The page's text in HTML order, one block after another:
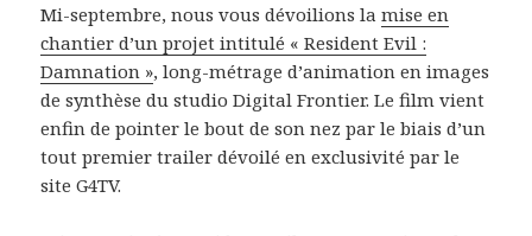
Mi-septembre, nous vous dévoilions lamise en
chantier d’un projet intitulé « Resident Evil :
Damnation », long-métrage d’animation en images
de synthèse du studio Digital Frontier. Le film vient
enfin de pointer le bout de son nez par le biais d’un
tout premier trailer dévoilé en exclusivité par le
site G4TV.